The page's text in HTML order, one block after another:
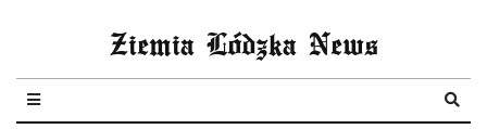
Ziemia Lódzka News